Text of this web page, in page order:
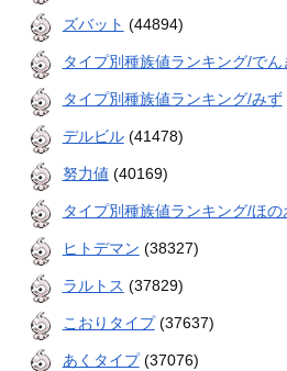
ズバット (44894)
タイプ別種族値ランキング/でん
タイプ別種族値ランキング/みず
デルビル(41478)
努力値 (40169)
タイプ別種族値ランキング/ほの
ヒトデマン (38327)
ラルトス (37829)
こおりタイプ(37637)
あくタイプ(37076)